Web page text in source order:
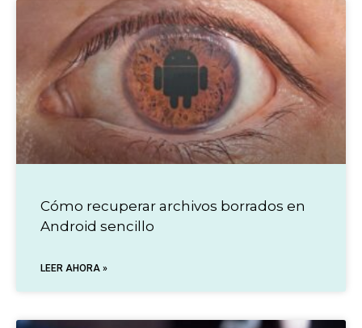
Cómo recuperar archivos borrados en
Android sencillo
LEER AHORA »